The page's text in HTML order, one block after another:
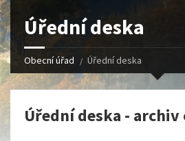
Úřední deska
Obecní úřad Úřední deska
Úřední deska - archiv